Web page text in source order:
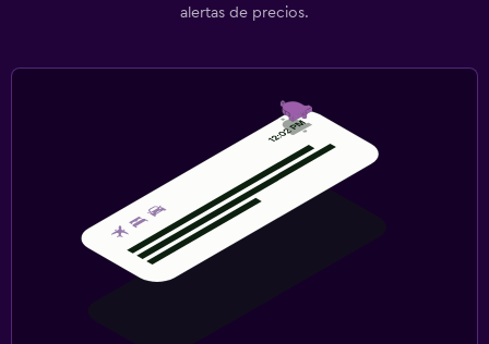
alertas de precios.